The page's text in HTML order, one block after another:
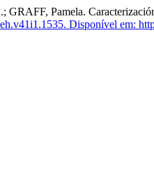
Pamela. Caracterización
Disponível em: